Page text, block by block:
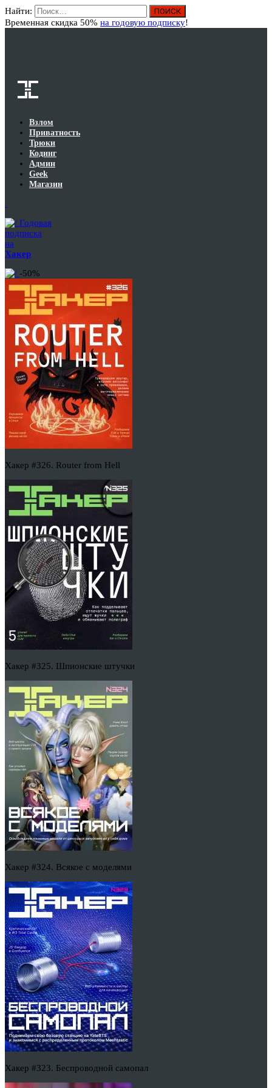
Найти:
Временная скидка 50% на годовую подписку!
Взлом
Приватность
Трюки
Кодинг
Админ
Geek
Магазин
Годовая
подписка
на
Хакер
-50%
Хакер #326. Router from Hell
Хакер #325. Шпионские штучки
Хакер #324. Всякое с моделями
Хакер #323. Беспроводной самопал